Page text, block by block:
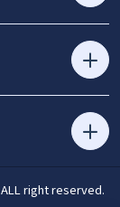
ALL right reserved.